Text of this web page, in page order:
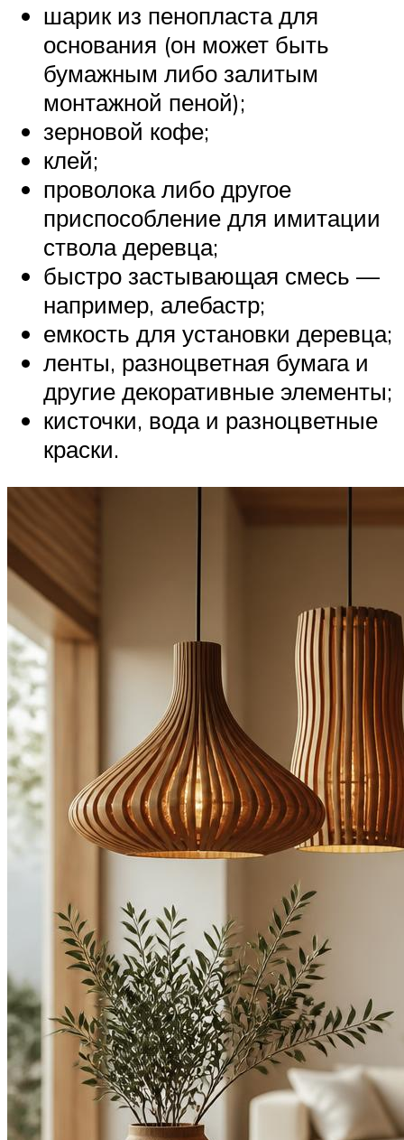
шарик из пенопласта для
основания (он может быть
бумажным либо залитым
монтажной пеной);
зерновой кофе;
клей;
проволока либо другое
приспособление для имитации
ствола деревца;
быстро застывающая смесь —
например, алебастр;
емкость для установки деревца;
ленты, разноцветная бумага и
другие декоративные элементы;
кисточки, вода и разноцветные
краски.